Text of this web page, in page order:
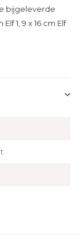
bijgeleverde
1, 9 x 16 cm Elf